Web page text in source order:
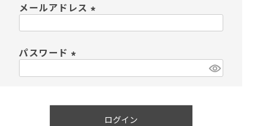
メールアドレス
パスワード
ログイン